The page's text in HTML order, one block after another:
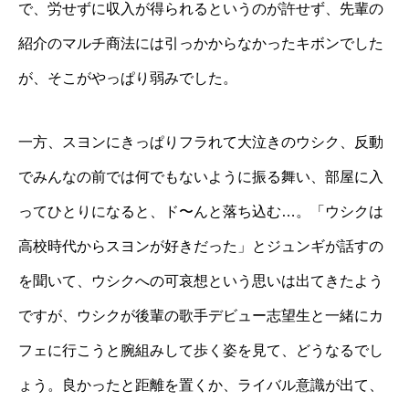
で、労せずに収入が得られるというのが許せず、先輩の
紹介のマルチ商法には引っかからなかったキボンでした
が、そこがやっぱり弱みでした。
一方、スヨンにきっぱりフラれて大泣きのウシク、反動
でみんなの前では何でもないように振る舞い、部屋に入
ってひとりになると、ド〜んと落ち込む…。「ウシクは
高校時代からスヨンが好きだった」とジュンギが話すの
を聞いて、ウシクへの可哀想という思いは出てきたよう
ですが、ウシクが後輩の歌手デビュー志望生と一緒にカ
フェに行こうと腕組みして歩く姿を見て、どうなるでし
ょう。良かったと距離を置くか、ライバル意識が出て、